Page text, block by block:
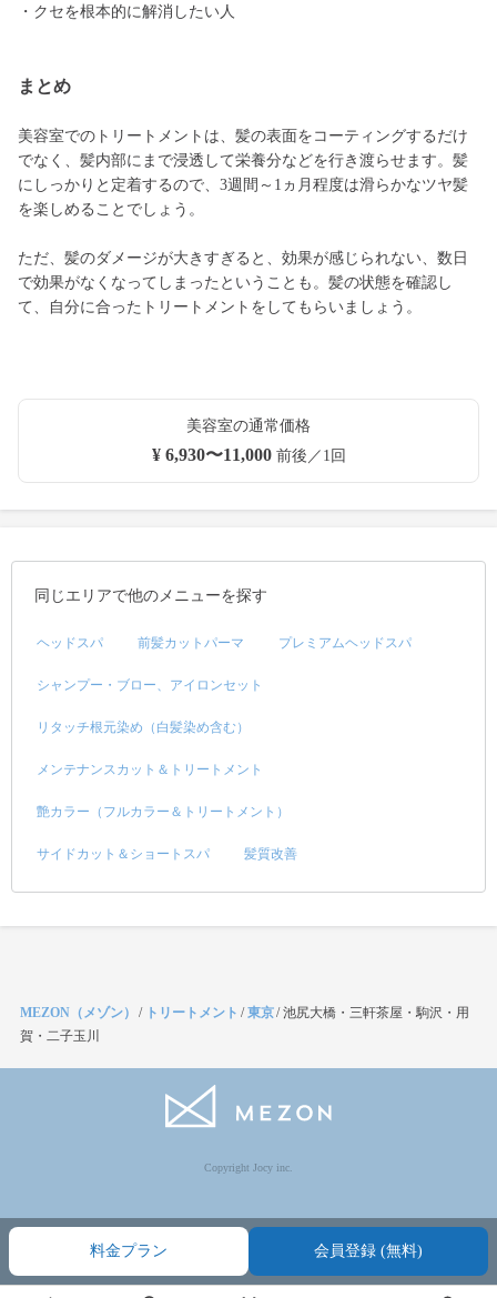
・クセを根本的に解消したい人
まとめ
美容室でのトリートメントは、髪の表面をコーティングするだけ
でなく、髪内部にまで浸透して栄養分などを行き渡らせます。髪
にしっかりと定着するので、3週間～1ヵ月程度は滑らかなツヤ髪
を楽しめることでしょう。
ただ、髪のダメージが大きすぎると、効果が感じられない、数日
で効果がなくなってしまったということも。髪の状態を確認し
て、自分に合ったトリートメントをしてもらいましょう。
美容室の通常価格
¥ 6,930〜11,000前後／1回
同じエリアで他のメニューを探す
ヘッドスパ 前髪カットパーマ プレミアムヘッドスパ
シャンプー・ブロー、アイロンセット
リタッチ根元染め（白髪染め含む）
メンテナンスカット＆トリートメント
艶カラー（フルカラー＆トリートメント）
サイドカット＆ショートスパ 髪質改善
料金プラン 会員登録 (無料)
MEZON（メゾン） / トリートメント /東京/池尻大橋・三軒茶屋・駒沢・用
賀・二子玉川
Copyright Jocy inc.